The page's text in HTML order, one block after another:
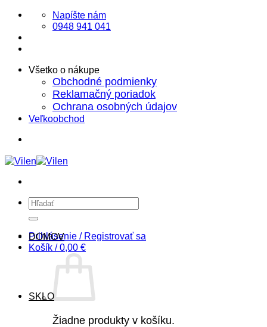
Skip
content
Napíšte nám
0948 941 041
Všetko o nákupe
Obchodné podmienky
Reklamačný poriadok
Ochrana osobných údajov
Veľkoobchod
Hľadať:
Prihlásenie / Registrovať sa
Košík /0,00 €
Žiadne produkty v košíku.
DOMOV
SKLO